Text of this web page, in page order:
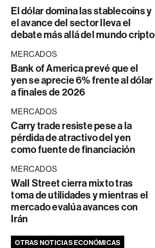
El dólar domina las stablecoins y
el avance del sector lleva el
debate más allá del mundo cripto
MERCADOS
Bank of America prevé que el
yen se aprecie 6% frente al dólar
a finales de 2026
MERCADOS
Carry trade resiste pese a la
pérdida de atractivo del yen
como fuente de financiación
MERCADOS
Wall Street cierra mixto tras
toma de utilidades y mientras el
mercado evalúa avances con
Irán
OTRAS NOTICIAS ECONÓMICAS